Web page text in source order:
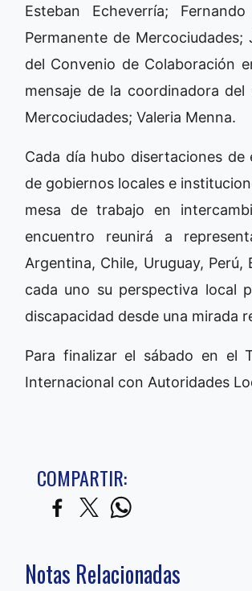
Esteban Echeverría;
Permanente de
del Convenio de Colaboración
mensaje de la coordinadora
Mercociudades; Valeria Menna.
Cada día hubo disertaciones
de gobiernos locales e
mesa de trabajo en
encuentro reunirá a
Argentina, Chile, Uruguay,
cada uno su perspectiva local
discapacidad desde una mirada
Para finalizar el sábado en el
Internacional con Autoridades
COMPARTIR:
Notas Relacionadas